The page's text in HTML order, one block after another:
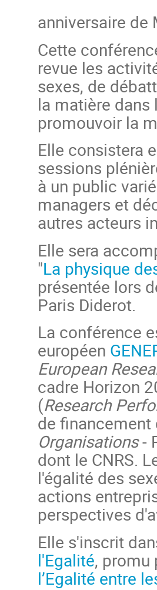
anniversaire de
Cette
revue les
sexes, de
la matière dans
promouvoir la
Elle consistera
sessions
à un public
managers et
autres acteurs
Elle sera
"La physique
présentée lors
Paris Diderot.
La conférence
européen
European
cadre Horizon
(Research
de financement
Organisations-
dont le CNRS.
l'égalité des
actions
perspectives
Elle s'inscrit
l'Egalité, promu
l’Egalité entre